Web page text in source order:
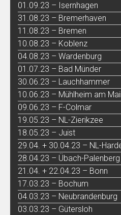
01.09.23 – Isernhagen
31.08.23 – Bremerhaven
11.08.23 – Bremen
10.08.23 – Koblenz
04.08.23 – Wardenburg
01.07.23 – Bad Münder
30.06.23 – Lauchhammer
10.06.23 – Mühlheim am
09.06.23 – F-Colmar
19.05.23 – NL-Zierikzee
18.05.23 – Juist
29.04. + 30.04.23 – NL-
28.04.23 – Übach-Palenberg
21.04. + 22.04.23 – Bonn
17.03.23 – Bochum
04.03.23 – Neubrandenburg
03.03.23 – Gütersloh